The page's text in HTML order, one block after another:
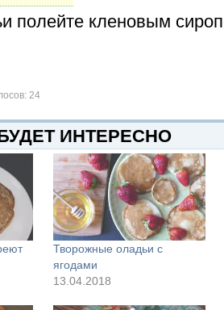
полейте кленовым
24
ИНТЕРЕСНО
Творожные оладьи с
ягодами
13.04.2018